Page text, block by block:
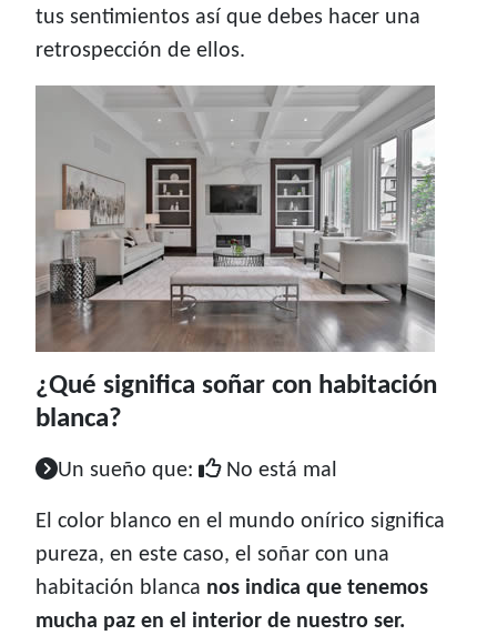
tus sentimientos así que debes hacer una
retrospección de ellos.
¿Qué significa soñar con habitación
blanca?
Un sueño que: No está mal
El color blanco en el mundo onírico significa
pureza, en este caso, el soñar con una
habitación blanca nos indica que tenemos
mucha paz en el interior de nuestro ser.